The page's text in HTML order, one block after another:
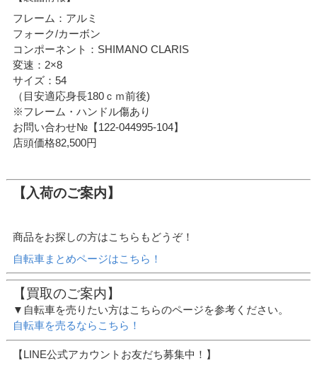
フレーム：アルミ
フォーク/カーボン
コンポーネント：SHIMANO CLARIS
変速：2×8
サイズ：54
（目安適応身長180ｃｍ前後)
※フレーム・ハンドル傷あり
お問い合わせ№【122-044995-104】
店頭価格82,500円
【入荷のご案内】
商品をお探しの方はこちらもどうぞ！
自転車まとめページはこちら！
【買取のご案内】
▼自転車を売りたい方はこちらのページを参考ください。
自転車を売るならこちら！
【LINE公式アカウントお友だち募集中！】